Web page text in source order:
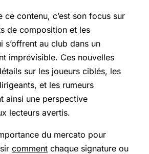
ce contenu, c’est son focus sur
de composition et les
s’offrent au club dans un
imprévisible. Ces nouvelles
sur les joueurs ciblés, les
et les rumeurs
ainsi une perspective
lecteurs avertis.
du mercato pour
comment chaque signature ou